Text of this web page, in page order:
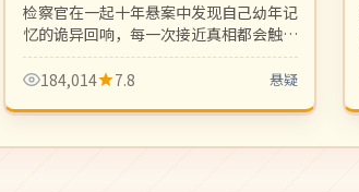
检察官在一起十年悬案中发现自己幼年记
忆的诡异回响，每一次接近真相都会触发
命运的反噬。烧脑反转密集，悬疑迷必看
的硬核韩剧。
184,014 7.8 悬疑